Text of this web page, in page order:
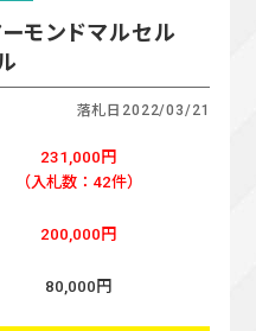
モンドマルセル
落札日 2022/03/21
231,000円
（入札数：42件）
200,000円
80,000円